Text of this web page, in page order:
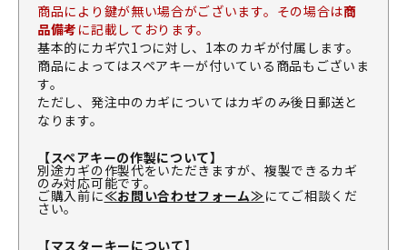
商品により鍵が無い場合がございます。その場合は商
品備考 に記載しております。
基本的にカギ穴1つに対し、1本のカギが付属します。
商品によってはスペアキーが付いている商品もございま
す。
ただし、発注中のカギについてはカギのみ後日郵送と
なります。
【スペアキーの作製について】
別途カギの作製代をいただきますが、複製できるカギ
のみ対応可能です。
ご購入前に≪お問い合わせフォーム≫にてご相談くだ
さい。
【マスターキーについて】